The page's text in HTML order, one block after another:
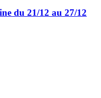
du 21/12 au 27/12